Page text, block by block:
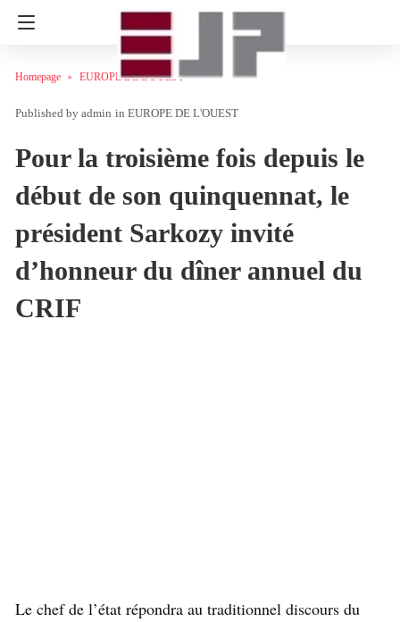
Homepage EUROPE DE L'OUEST
admin in EUROPE DE L'OUEST
Pour la troisième fois depuis le
début de son quinquennat, le
président Sarkozy invité
d’honneur du dîner annuel du
CRIF
Le chef de l’état répondra au traditionnel discours du